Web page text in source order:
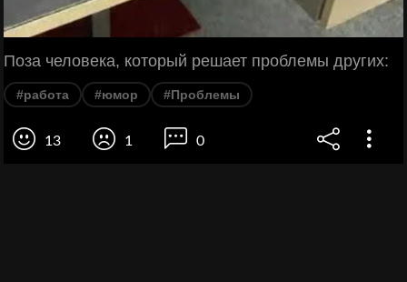
Поза человека, который решает проблемы других:
#работа #юмор #Проблемы
13 1 0